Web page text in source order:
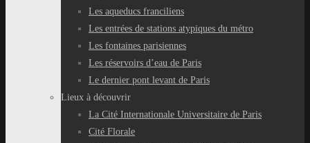
Les aqueducs franciliens
Les entrées de stations atypiques du métro
Les fontaines parisiennes
Les réservoirs d’eau de Paris
Le dernier pont levant de Paris
Lieux à découvrir
La Cité Internationale Universitaire de Paris
Cité Florale